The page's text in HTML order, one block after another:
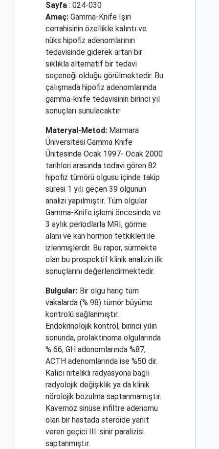
Sayfa : 024-030
Amaç: Gamma-Knife Işın
cerrahisinin özellikle kalıntı ve
nüks hipofiz adenomlarının
tedavisinde giderek artan bir
sıklıkla alternatif bir tedavi
seçeneği olduğu görülmektedir. Bu
çalışmada hipofiz adenomlarında
gamma-knife tedavisinin birinci yıl
sonuçları sunulacaktır.
Materyal-Metod: Marmara
Üniversitesi Gamma Knife
Ünitesinde Ocak 1997- Ocak 2000
tarihleri arasında tedavi gören 82
hipofiz tümörü olgusu içinde takip
süresi 1 yılı geçen 39 olgunun
analizi yapılmıştır. Tüm olgular
Gamma-Knife işlemi öncesinde ve
3 aylık periodlarla MRI, görme
alanı ve kan hormon tetkikleri ile
izlenmişlerdir. Bu rapor, sürmekte
olan bu prospektif klinik analizin ilk
sonuçlarını değerlendirmektedir.
Bulgular: Bir olgu hariç tüm
vakalarda (% 98) tümör büyüme
kontrolü sağlanmıştır.
Endokrinolojik kontrol, birinci yılın
sonunda, prolaktinoma olgularında
% 66, GH adenomlarında %87,
ACTH adenomlarında ise %50 dir.
Kalıcı nitelikli radyasyona bağlı
radyolojik değişiklik ya da klinik
nörolojik bozulma saptanmamıştır.
Kavernöz sinüse infiltre adenomu
olan bir hastada steroide yanıt
veren geçici III. sinir paralizisi
saptanmıştır.